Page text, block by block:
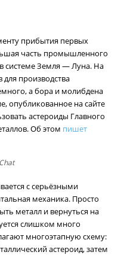
прибытия первых
часть промышленного
в системе Земля — Луна. На
производства
а бора и молибдена
опубликованное на сайте
астероиды Главного
Об этом пишет
с серьёзными
механика. Просто
металл и вернуться на
слишком много
многоэтапную схему:
астероид, затем